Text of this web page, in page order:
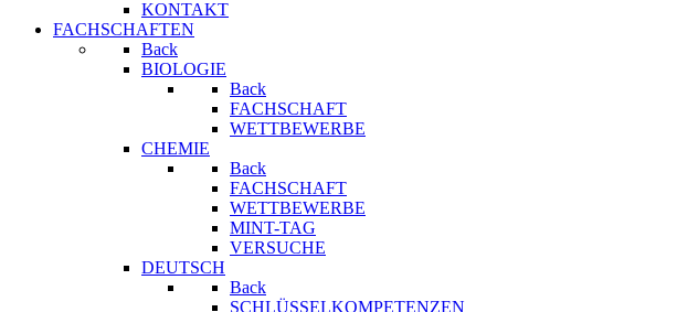
KONTAKT
FACHSCHAFTEN
Back
BIOLOGIE
Back
FACHSCHAFT
WETTBEWERBE
CHEMIE
Back
FACHSCHAFT
WETTBEWERBE
MINT-TAG
VERSUCHE
DEUTSCH
Back
SCHLÜSSELKOMPETENZEN